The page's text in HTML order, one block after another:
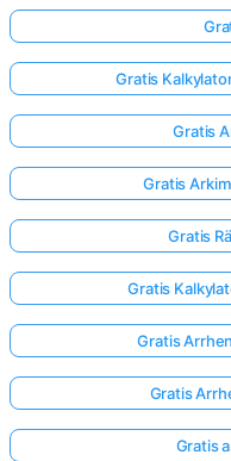
Gratis
Gratis
Gratis
Gratis
Gratis
Gratis
Gratis
Gratis